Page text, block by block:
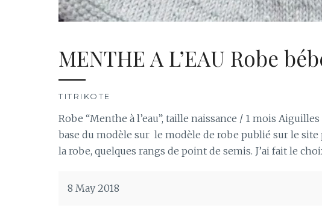
MENTHE A L’EAU Robe
TITRIKOTE
Robe “Menthe à l’eau”, taille naissance / 1 mois
base du modèle sur le modèle de robe publié sur le
la robe, quelques rangs de point de semis. J’ai fait le
8 May 2018